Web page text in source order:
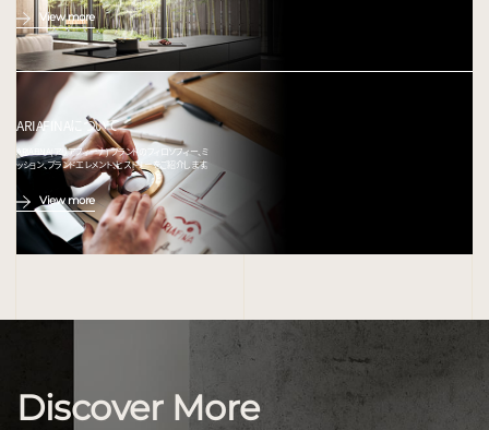
View more
ARIAFINAについて
ARIAFINA(アリアフィーナ) ブランドのフィロソフィー、ミ
ッション、ブランドエレメント、ヒストリーをご紹介します。
View more
Discover More